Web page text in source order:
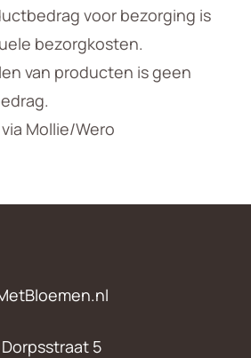
voor bezorging is
bezorgkosten.
van producten is geen
Mollie/Wero
Dorpsstraat 5